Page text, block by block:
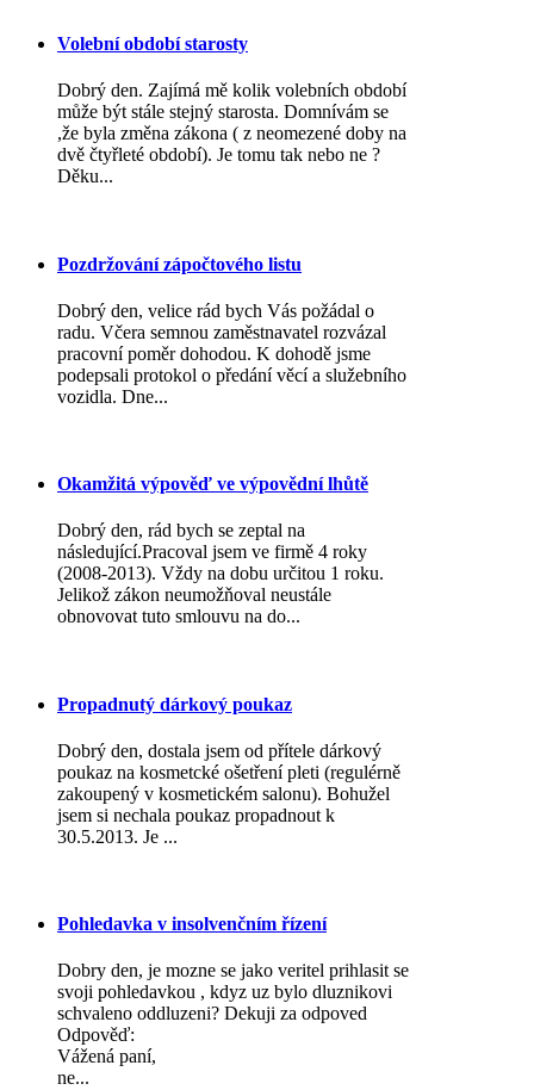
Volební období starosty
Dobrý den. Zajímá mě kolik volebních období
může být stále stejný starosta. Domnívám se
,že byla změna zákona ( z neomezené doby na
dvě čtyřleté období). Je tomu tak nebo ne ?
Děku...
Pozdržování zápočtového listu
Dobrý den, velice rád bych Vás požádal o
radu. Včera semnou zaměstnavatel rozvázal
pracovní poměr dohodou. K dohodě jsme
podepsali protokol o předání věcí a služebního
vozidla. Dne...
Okamžitá výpověď ve výpovědní lhůtě
Dobrý den, rád bych se zeptal na
následující.Pracoval jsem ve firmě 4 roky
(2008-2013). Vždy na dobu určitou 1 roku.
Jelikož zákon neumožňoval neustále
obnovovat tuto smlouvu na do...
Propadnutý dárkový poukaz
Dobrý den, dostala jsem od přítele dárkový
poukaz na kosmetcké ošetření pleti (regulérně
zakoupený v kosmetickém salonu). Bohužel
jsem si nechala poukaz propadnout k
30.5.2013. Je ...
Pohledavka v insolvenčním řízení
Dobry den, je mozne se jako veritel prihlasit se
svoji pohledavkou , kdyz uz bylo dluznikovi
schvaleno oddluzeni? Dekuji za odpoved
Odpověď:
Vážená paní,
ne...